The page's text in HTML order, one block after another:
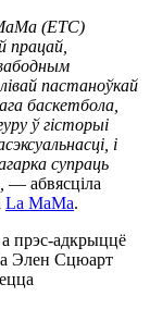
(ETC)
працай,
пастаноўкай
баскетбола,
ў гісторыі
і
супраць
— абвясціла
La MaMa.
а прэс-адкрыццё
Элен Сцюарт